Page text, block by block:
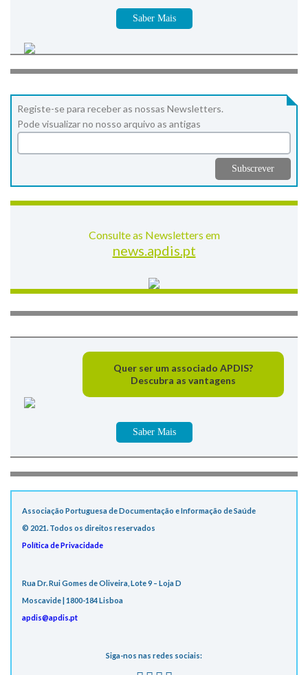
Saber Mais
Registe-se para receber as nossas Newsletters.
Pode visualizar no nosso arquivo as antigas
Consulte as Newsletters em
news.apdis.pt
Quer ser um associado APDIS?
Descubra as vantagens
Saber Mais
Associação Portuguesa de Documentação e Informação de Saúde
© 2021. Todos os direitos reservados
Política de Privacidade
Rua Dr. Rui Gomes de Oliveira, Lote 9 – Loja D
Moscavide | 1800-184 Lisboa
apdis@apdis.pt
Siga-nos nas redes sociais: